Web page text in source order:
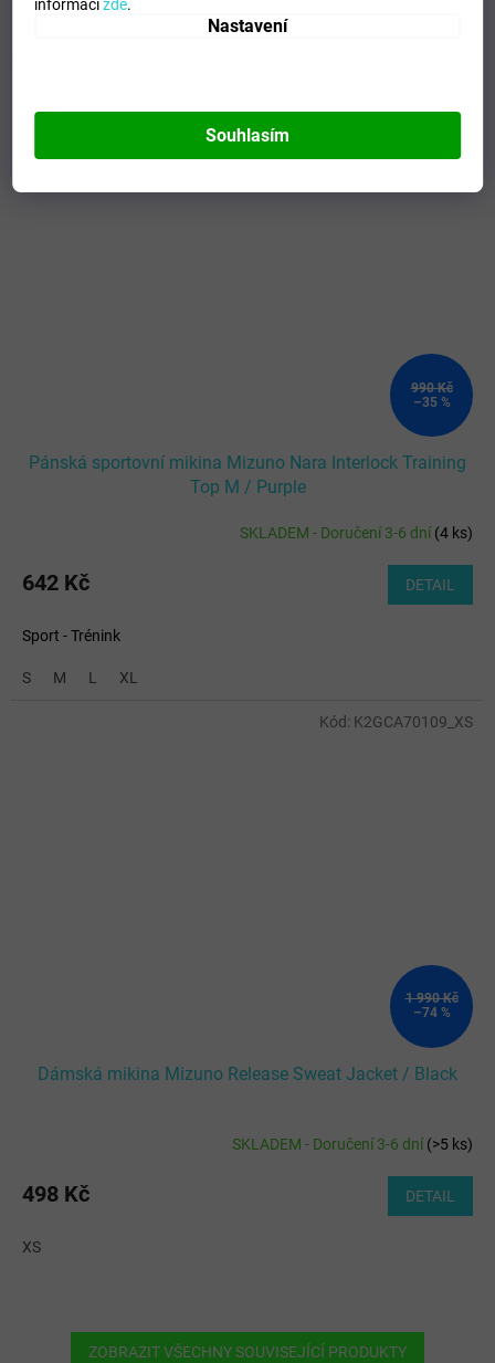
informacízde.
Nastavení
Souhlasím
990 Kč
–35 %
Pánská sportovní mikina Mizuno Nara Interlock Training
Top M / Purple
SKLADEM - Doručení 3-6 dní(4 ks)
642 Kč DETAIL
Sport - Trénink
S M L XL
Kód:32FC950067_S
1 990 Kč
–74 %
Dámská mikina Mizuno Release Sweat Jacket / Black
SKLADEM - Doručení 3-6 dní(>5 ks)
498 Kč DETAIL
XS
Kód: K2GCA70109_XS
ZOBRAZIT VŠECHNY SOUVISEJÍCÍ PRODUKTY